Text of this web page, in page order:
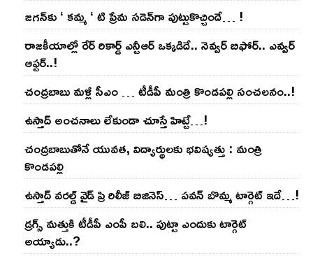
జ‌గ‌న్‌కు ‘ క‌మ్మ ‘ టి ప్రేమ స‌డెన్‌గా పుట్టుకొచ్చిందే… !
రాజ‌కీయాల్లో రేర్ రికార్డ్ ఎన్టీఆర్ ఒక్క‌డిదే.. నెవ్వ‌ర్ బిఫోర్‌.. ఎవ్వ‌ర్
ఆఫ్ట‌ర్‌..!
చంద్ర‌బాబు మ‌ళ్లీ సీఎం … టీడీపీ మంత్రి కొండ‌ప‌ల్లి సంచ‌ల‌నం..!
ఉస్తాద్ అంచ‌నాలు లేకుండా చూస్తే హిట్టే…!
చంద్ర‌బాబుతోనే యువ‌త‌, విద్యార్థుల‌కు భ‌విష్య‌త్తు : మంత్రి
కొండ‌ప‌ల్లి
ఉస్తాద్ వ‌ర‌ల్డ్ వైడ్ ప్రి రిలీజ్ బిజినెస్‌… ప‌వ‌న్ బొమ్మ టార్గెట్ ఇదే…!
డ్రగ్స్ మత్తుకి టీడీపీ ఎంపీ బలి.. పుట్టా ఎందుకు టార్గెట్
అయ్యాడు..?